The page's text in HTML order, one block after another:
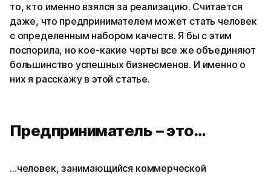
то, кто именно взялся за реализацию. Считается
даже, что предпринимателем может стать человек
с определенным набором качеств. Я бы с этим
поспорила, но кое-какие черты все же объединяют
большинство успешных бизнесменов. И именно о
них я расскажу в этой статье.
Предприниматель – это…
…человек, занимающийся коммерческой